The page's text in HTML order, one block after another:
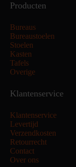
Producten
Bureaus
Bureaustoelen
Stoelen
Kasten
Tafels
Overige
Klantenservice
Klantenservice
Levertijd
Verzendkosten
Retourrecht
Contact
Over ons